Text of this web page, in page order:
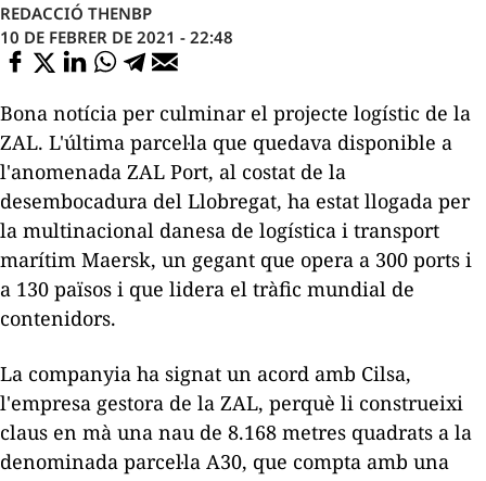
REDACCIÓ THENBP
10 DE FEBRER DE 2021 - 22:48
Bona notícia per culminar el projecte logístic de la
ZAL. L'última parcel·la que quedava disponible a
l'anomenada ZAL Port, al costat de la
desembocadura del Llobregat, ha estat llogada per
la multinacional danesa de logística i transport
marítim Maersk, un gegant que opera a 300 ports i
a 130 països i que lidera el tràfic mundial de
contenidors.
La companyia ha signat un acord amb Cilsa,
l'empresa gestora de la ZAL, perquè li construeixi
claus en mà una nau de 8.168 metres quadrats a la
denominada parcel·la A30, que compta amb una